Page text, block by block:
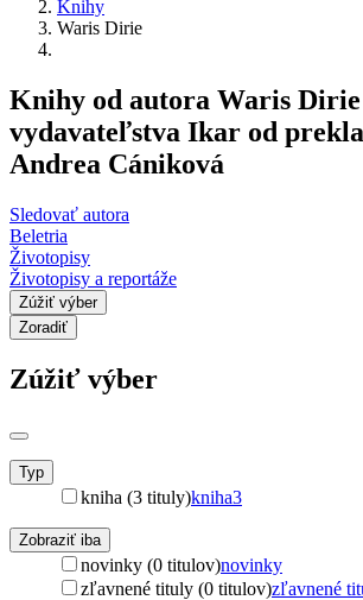
Knihy
Waris Dirie
Knihy od autora Waris Dirie
vydavateľstva Ikar od
Andrea Cániková
Sledovať autora
Beletria
Životopisy
Životopisy a reportáže
Zúžiť výber
Zoradiť
Zúžiť výber
Typ
kniha (3 tituly)kniha3
Zobraziť iba
novinky (0 titulov)novinky
zľavnené tituly (0 titulov)zľavnené